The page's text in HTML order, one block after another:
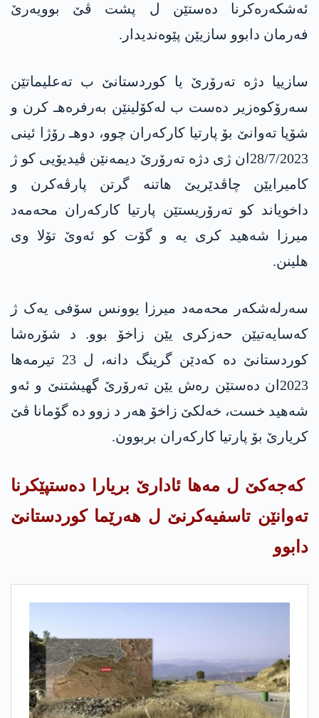
ئەشکەرەکرنا دەستێن ل پشت ڤێ بوویەرێ
فەرمان دابوو سازیێن پێوەندیدار.
سازییا دژه‌ ته‌رۆرێ یا كوردستانێ ب ته‌علیماتێن
سه‌رۆكوه‌زیر ده‌ست ب له‌كۆلینێن به‌رفره‌هـ كرن و
شۆپا ته‌وانێ بۆ پارتیا كاركه‌ران چوو، دوهـ رۆژا ئینی
28/7/2023ان ژی دژه‌ ته‌رۆرێ دیمه‌نێن ڤیدیۆیی كو ژ
كامیرایێن چاڤدێریێ هاتنه‌ گرتن پارڤه‌كرن و
داخویاند كو ته‌رۆریستێن پارتیا كاركه‌ران محه‌مه‌د
میرزا شه‌هید كری یه‌ و گۆت كو ئه‌وێ تۆلا وی
هلینن.
سەرلەشکەر محه‌مه‌د میرزا یوونس سۆفی یەک ژ
کەسایەتیێن حەزکری یێن زاخۆ بوو. د شۆرەشا
کوردستانێ دە کەدێن گرینگ دانه‌، ل 23 تیرمه‌ها
2023ان ده‌ستێن ره‌ش یێن ته‌رۆرێ گهیشتنێ و ئه‌و
شه‌هید خست، خه‌لكێ زاخۆ هه‌ر د زوو ده‌ گۆمانا ڤێ
كریارێ بۆ پارتیا كاركه‌ران بربوون.
كه‌جه‌كێ ل مه‌ها ئادارێ بریارا ده‌ستپێكرنا
ته‌وانێن تاسفیه‌كرنێ ل هه‌رێما كوردستانێ
دابوو